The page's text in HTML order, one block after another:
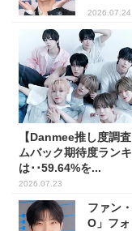
2026.07.24
【Danmee推し度調
ムバック期待度ラン
は･･59.64%を...
2026.07.23
ファン
O」フ